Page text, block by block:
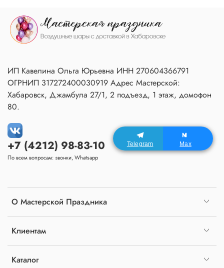
О Мастерской Праздника
Клиентам
Каталог
+7 (4212) 98-83-10
По всем вопросам: звонки, Whatsapp
ИП Кавелина Ольга Юрьевна ИНН 270604366791
ОГРНИП 317272400030919 Адрес Мастерской:
Хабаровск, Джамбула 27/1, 2 подъезд, 1 этаж, домофон
80.
Telegram Max